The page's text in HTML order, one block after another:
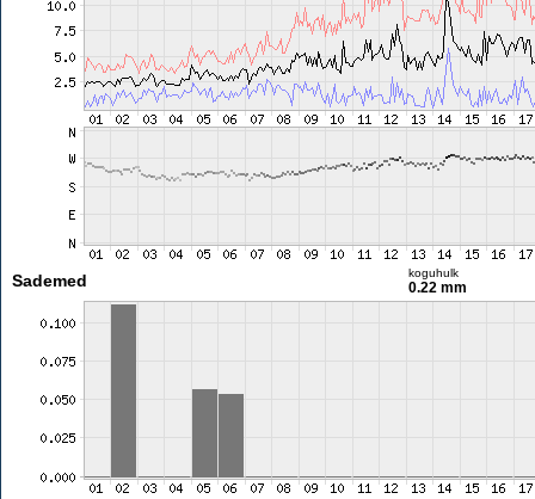
Sademed koguhulk
0.22 mm